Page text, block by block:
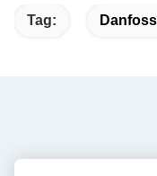
Tag: